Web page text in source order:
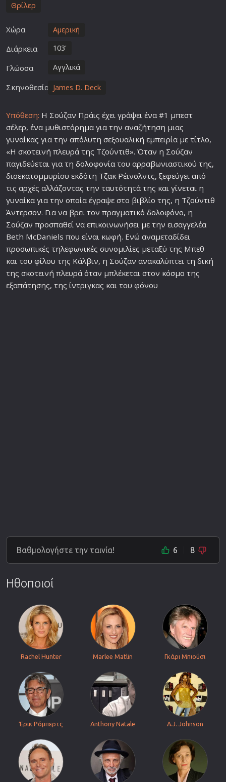
Θρίλερ
Χώρα Αμερική
Διάρκεια 103'
Γλώσσα Αγγλικά
Σκηνοθεσία James D. Deck
Υπόθεση: Η Σούζαν Πράις έχει γράψει ένα #1 μπεστ
σέλερ, ένα μυθιστόρημα για την αναζήτηση μιας
γυναίκας για την απόλυτη σεξουαλική εμπειρία με τίτλο,
«Η σκοτεινή πλευρά της Τζούντιθ». Όταν η Σούζαν
παγιδεύεται για τη δολοφονίατου αρραβωνιαστικού της,
δισεκατομμυρίου εκδότη Τζακ Ρέινολντς, ξεφεύγει από
τις αρχές αλλάζοντας την ταυτότητά της και γίνεται η
γυναίκαγια την οποία έγραψε στο βιβλίο της, η Τζούντιθ
Άντερσον. Για να βρει τον πραγματικό δολοφόνο, η
Σούζαν προσπαθεί να επικοινωνήσει με την εισαγγελέα
Beth McDaniels που είναι κωφή. Ενώ αναμεταδίδει
προσωπικές τηλεφωνικές συνομιλίες μεταξύ της Μπεθ
και του φίλου της Κάλβιν, η Σούζαν ανακαλύπτει τη δική
της σκοτεινή πλευρά όταν μπλέκεται στον κόσμο της
εξαπάτησης, της ίντριγκας και του φόνου
Βαθμολογήστε την ταινία! 6 8
Ηθοποιοί
Rachel Hunter Marlee Matlin Γκάρι Μπιούσι
Έρικ Ρόμπερτς Anthony Natale A.J. Johnson